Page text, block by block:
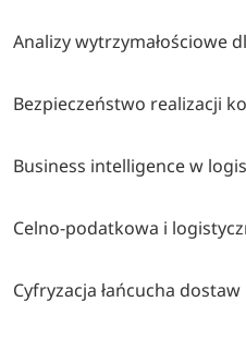
Analizy wytrzymałościowe
Business intelligence w
Cyfryzacja łańcucha dostaw